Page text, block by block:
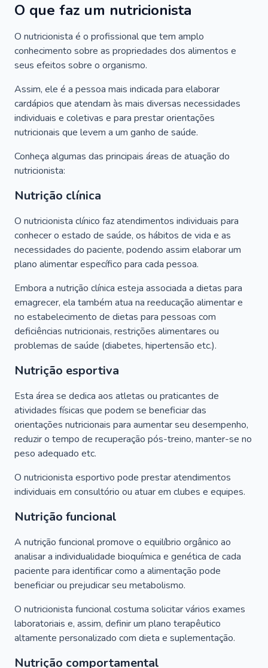
O que faz um nutricionista
O nutricionista é o profissional que tem amplo
conhecimento sobre as propriedades dos alimentos e
seus efeitos sobre o organismo.
Assim, ele é a pessoa mais indicada para elaborar
cardápios que atendam às mais diversas necessidades
individuais e coletivas e para prestar orientações
nutricionais que levem a um ganho de saúde.
Conheça algumas das principais áreas de atuação do
nutricionista:
Nutrição clínica
O nutricionista clínico faz atendimentos individuais para
conhecer o estado de saúde, os hábitos de vida e as
necessidades do paciente, podendo assim elaborar um
plano alimentar específico para cada pessoa.
Embora a nutrição clínica esteja associada a dietas para
emagrecer, ela também atua na reeducação alimentar e
no estabelecimento de dietas para pessoas com
deficiências nutricionais, restrições alimentares ou
problemas de saúde (diabetes, hipertensão etc.).
Nutrição esportiva
Esta área se dedica aos atletas ou praticantes de
atividades físicas que podem se beneficiar das
orientações nutricionais para aumentar seu desempenho,
reduzir o tempo de recuperação pós-treino, manter-se no
peso adequado etc.
O nutricionista esportivo pode prestar atendimentos
individuais em consultório ou atuar em clubes e equipes.
Nutrição funcional
A nutrição funcional promove o equilíbrio orgânico ao
analisar a individualidade bioquímica e genética de cada
paciente para identificar como a alimentação pode
beneficiar ou prejudicar seu metabolismo.
O nutricionista funcional costuma solicitar vários exames
laboratoriais e, assim, definir um plano terapêutico
altamente personalizado com dieta e suplementação.
Nutrição comportamental